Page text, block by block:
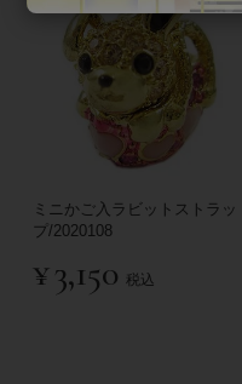
ミニかご入ラビットストラッ
プ/2020108
¥3,150 税込